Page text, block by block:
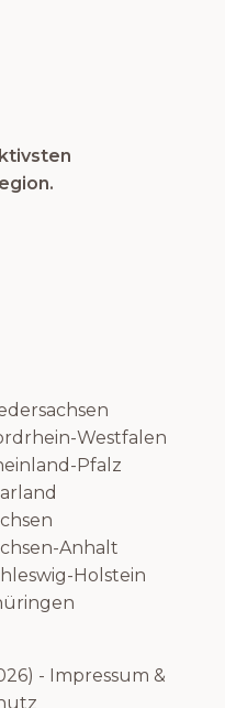
Westfalen
Pfalz
Anhalt
Holstein
- Impressum &